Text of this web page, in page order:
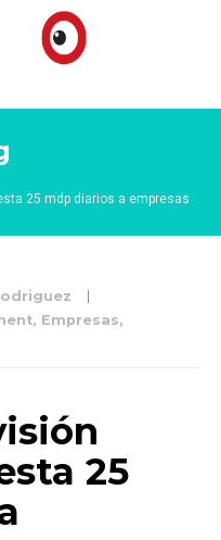
25 mdp diarios a empresas
, Empresas,
25